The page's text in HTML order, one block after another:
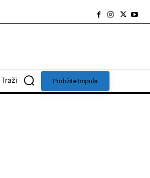
Traži Podržite Impuls